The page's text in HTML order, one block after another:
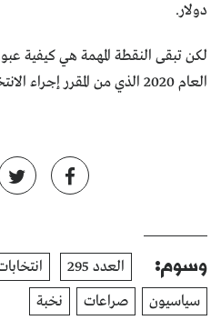
دولار.
لكن تبقى النقطة المهمة هي كيفية
العام 2020 الذي من المقرر إجراء الانتخابات فيه.
وسوم: العدد 295
سياسيون
صراعات نخبة